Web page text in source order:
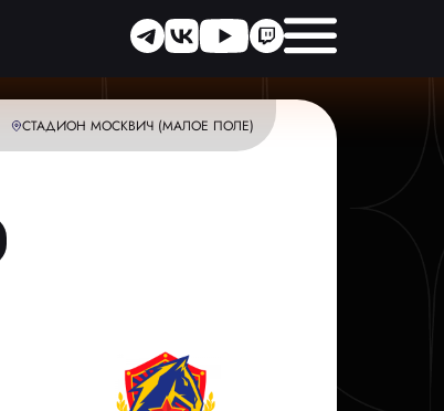
СТАДИОН МОСКВИЧ (МАЛОЕ ПОЛЕ)